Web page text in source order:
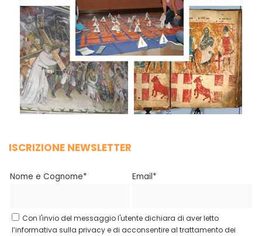
ISCRIZIONE NEWSLETTER
Nome e Cognome* Email*
Con l'invio del messaggio l'utente dichiara di aver letto
l’informativa sulla privacy e di acconsentire al trattamento dei